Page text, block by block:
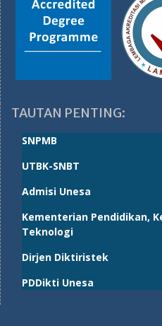
TAUTAN PENTING:
SNPMB
UTBK-SNBT
Admisi Unesa
Kementerian Pendidikan,
Teknologi
Dirjen Diktiristek
PDDikti Unesa